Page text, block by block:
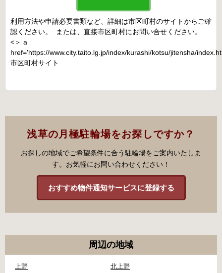
利用方法や申請必要書類など、詳細は市区町村のサイトからご確
認ください。 または、直接市区町村にお問い合せください。
<＞ a
href='https://www.city.taito.lg.jp/index/kurashi/kotsu/jitensha/
市区町村サイト
浅草の月極駐輪場をお探しですか？
お探しの地域でご希望条件に合う駐輪場をご案内いたしま
す。お気軽にお問い合わせください！
おすすめ物件通知サービスに登録する
周辺の地域
上野
北上野